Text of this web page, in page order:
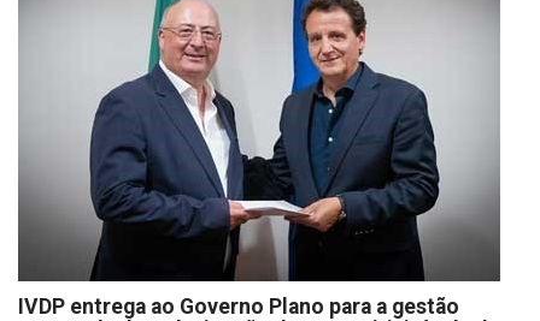
IVDP entrega ao Governo Plano para a gestão